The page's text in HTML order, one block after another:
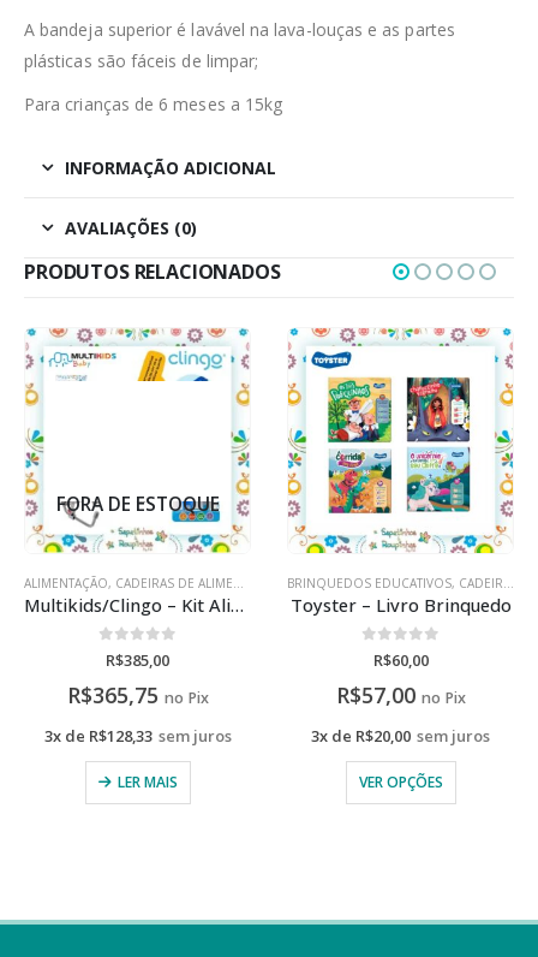
A bandeja superior é lavável na lava-louças e as partes
plásticas são fáceis de limpar;
Para crianças de 6 meses a 15kg
INFORMAÇÃO ADICIONAL
AVALIAÇÕES (0)
PRODUTOS RELACIONADOS
,KIT ALIMENTAÇÃO
BRINQUEDOS EDUCATIVOS, CADEIRAS DE ALIMENTAÇÃO
Toyster – Livro Brinquedo
0de 5
R$60,00
R$57,00 no Pix
3x deR$20,00 sem juros
VER OPÇÕES
-6%
ALIMENTAÇÃO ,CADEIRAS DE ALIMENTAÇÃO
Buba/Kiddo – Kit Alimentação com gravação a laser
de 5
521,00 R$490,00
R$465,50 no Pix
3x de R$163,33 sem juros
ADICIONAR AO CARRINHO